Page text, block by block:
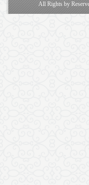
All Rights by